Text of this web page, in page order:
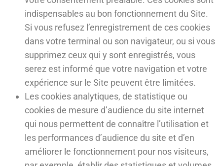
indispensables au bon fonctionnement du Site.
Si vous refusez l’enregistrement de ces cookies
dans votre terminal ou son navigateur, ou si vous
supprimez ceux qui y sont enregistrés, vous
serez est informé que votre navigation et votre
expérience sur le Site peuvent être limitées.
Les cookies analytiques, de statistique ou
cookies de mesure d’audience du site internet
qui nous permettent de connaître l’utilisation et
les performances d’audience du site et d’en
améliorer le fonctionnement pour nos visiteurs,